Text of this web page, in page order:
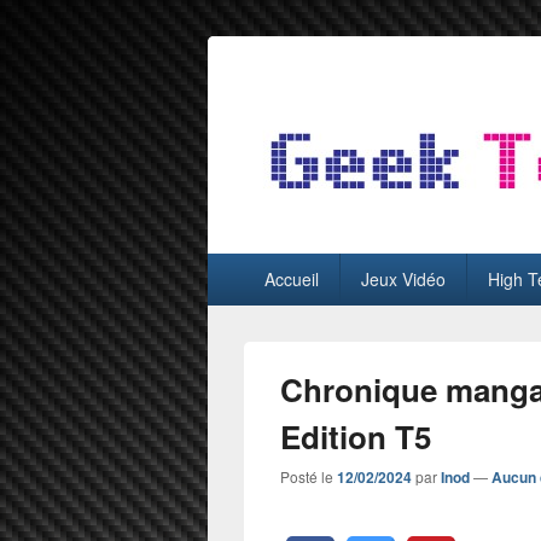
GeekTest
principalAccueil Jeux Vidéo High
Chronique
Edition T5
Posté le 12/02/2024parInod—Aucun